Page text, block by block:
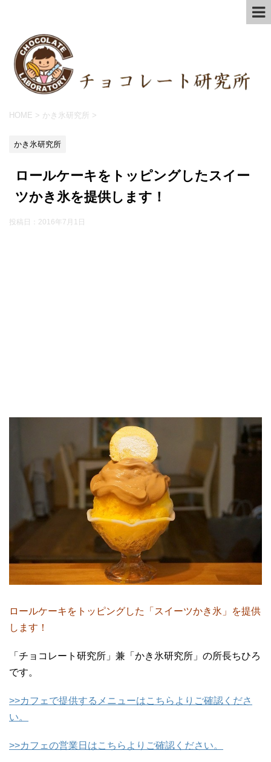
HOME > かき氷研究所 >
かき氷研究所
ロールケーキをトッピングしたスイー
ツかき氷を提供します！
投稿日： 2016年7月1日
ロールケーキをトッピングした「スイーツかき氷」を提供
します！
「チョコレート研究所」兼「かき氷研究所」の所長ちひろ
です。
>>カフェで提供するメニューはこちらよりご確認くださ
い。
>>カフェの営業日はこちらよりご確認ください。